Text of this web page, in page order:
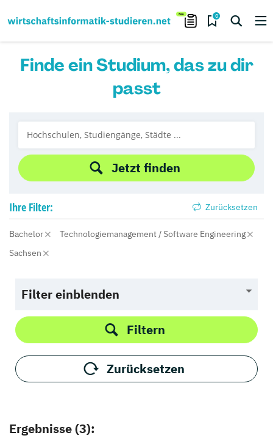
0
Finde ein Studium, das zu dir
passt
Jetzt finden
Ihre Filter: Zurücksetzen
Bachelor
Technologiemanagement / Software Engineering
Sachsen
Filter einblenden
Filtern
Zurücksetzen
Ergebnisse (3):